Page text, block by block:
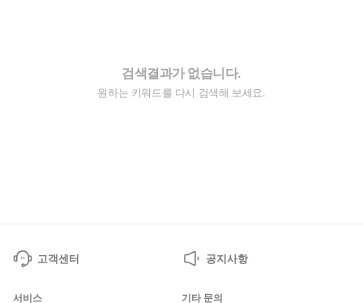
검색결과가 없습니다.
원하는 키워드를 다시 검색해 보세요.
고객센터 공지사항
서비스 기타 문의